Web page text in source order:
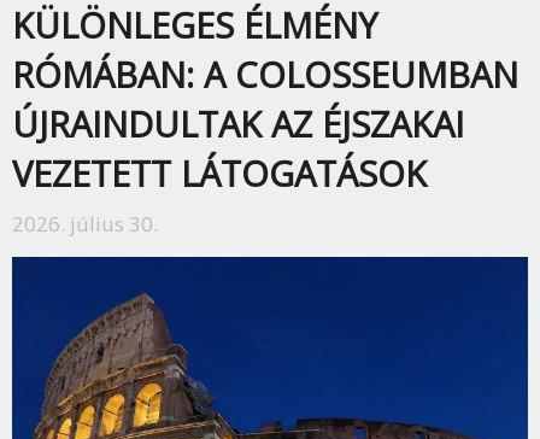
KÜLÖNLEGES ÉLMÉNY
RÓMÁBAN: A COLOSSEUMBAN
ÚJRAINDULTAK AZ ÉJSZAKAI
VEZETETT LÁTOGATÁSOK
2026. július 30.